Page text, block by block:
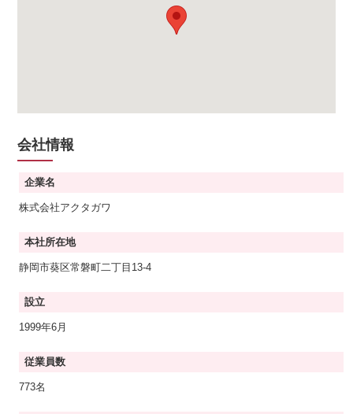
会社情報
企業名
株式会社アクタガワ
本社所在地
静岡市葵区常磐町二丁目13-4
設立
1999年6月
従業員数
773名